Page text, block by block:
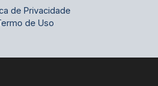
de Privacidade
de Uso